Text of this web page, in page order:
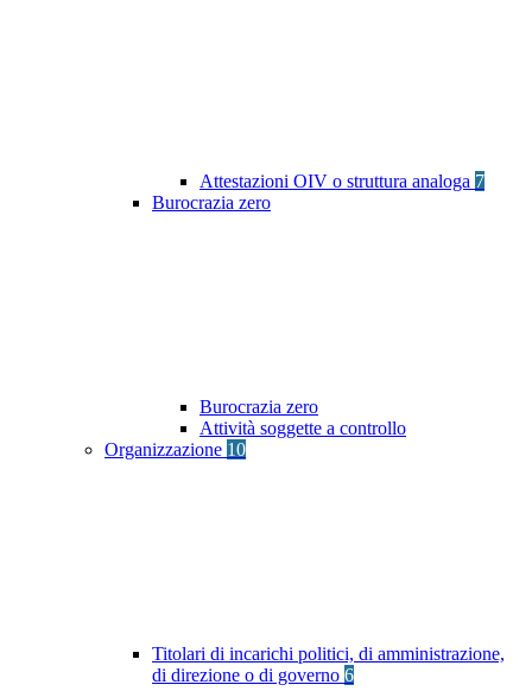
Attestazioni OIV o struttura analoga 7
Burocrazia zero
Burocrazia zero
Attività soggette a controllo
Organizzazione 10
Titolari di incarichi politici, di amministrazione,
di direzione o di governo 6